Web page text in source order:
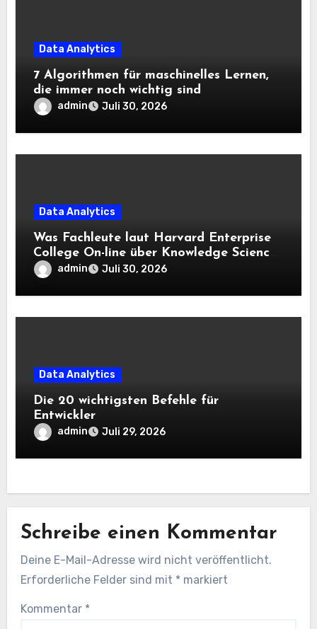
Data Analytics
7 Algorithmen für maschinelles Lernen,
die immer noch wichtig sind
admin Juli 30, 2026
Data Analytics
Was Fachleute laut Harvard Enterprise
College On-line über Knowledge Science
und KI wissen sollten
admin Juli 30, 2026
Data Analytics
Die 20 wichtigsten Befehle für
Entwickler
admin Juli 29, 2026
Schreibe einen Kommentar
Deine E-Mail-Adresse wird nicht veröffentlicht.
Erforderliche Felder sind mit * markiert
Kommentar *